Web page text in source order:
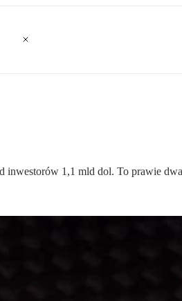
inwestorów 1,1 mld dol. To prawie